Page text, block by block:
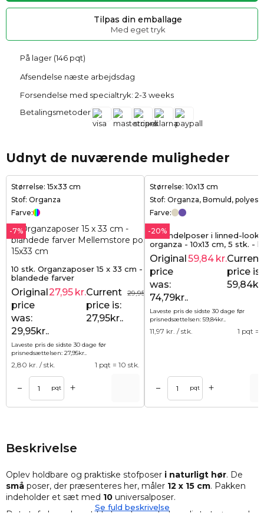
Tilpas din emballage
Med eget tryk
På lager (146 pqt)
Afsendelse næste arbejdsdag
Forsendelse med specialtryk: 2-3 weeks
Betalingsmetoder
Udnyt de nuværende muligheder
Størrelse: 15x33 cm
Stof: Organza
Farve:
-7%
10 stk. Organzaposer 15 x 33 cm -
blandede farver
29,95 kr.
Original
price
was:
29,95kr..
27,95 kr.Current
price is:
27,95kr..
Laveste pris de sidste 30 dage før
prisnedsættelsen: 27,95kr..
2,80 kr. / stk. 1 pqt = 10 stk.
– pqt +
Størrelse: 10x13 cm
Stof: Organza, Bomuld,
Farve:
-20%
Lavendelposer i linned-look
organza - 10x13 cm, 5 stk. -
og elegant duftindpakning
Original
price
was:
74,79kr..
59,84 kr.Current
price is:
Laveste pris de sidste 30 dage før
prisnedsættelsen: 59,84kr..
11,97 kr. / stk. 1 pqt =
– pqt +
Beskrivelse
Oplev holdbare og praktiske stofposer i naturligt hør. De
små poser, der præsenteres her, måler 12 x 15 cm. Pakken
indeholder et sæt med 10 universalposer.
Se fuld beskrivelse